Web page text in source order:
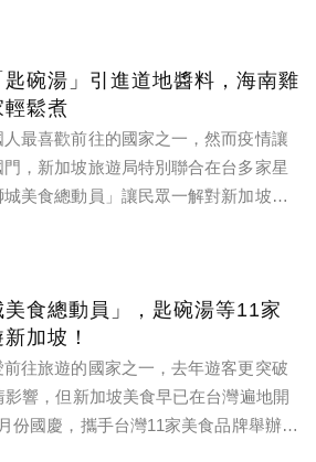
，就能享受熱呼呼的美味異國湯頭。
碗湯」引進道地醬料，海南雞
鬆煮
最喜歡前往的國家之一，然而疫情讓
，新加坡旅遊局特別聯合在台多家星
美食總動員」讓民眾一解對新加坡美
味的醬料包，在家DIY，變化出自己喜
食總動員」，匙碗湯等11家
加坡！
往旅遊的國家之一，去年遊客更突破
響，但新加坡美食早已在台灣遍地開
份國慶，攜手台灣11家美食品牌舉辦